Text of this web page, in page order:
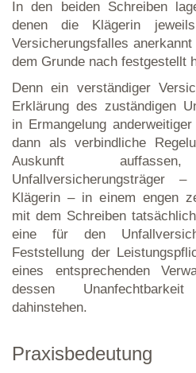
In den beiden Schreiben
denen die Klägerin
Versicherungsfalles
dem Grunde nach festgestellt
Denn ein verständiger
Erklärung des zuständigen
in Ermangelung
dann als verbindliche
Auskunft
Klägerin – in einem engen
mit dem Schreiben
eine für den
Feststellung der
eines entsprechenden
dessen
dahinstehen.
Praxisbedeutung